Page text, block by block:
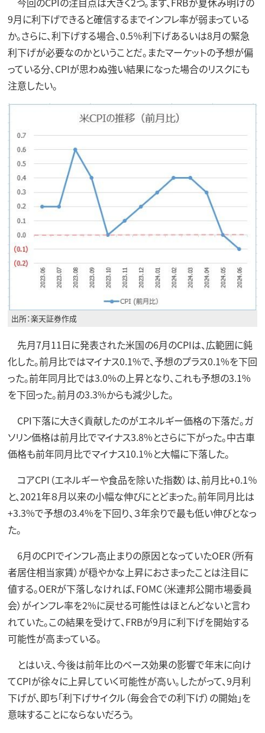
9月に利下げできると確信するまでインフレ率が弱まっている
か。さらに、利下げする場合、0.5％利下げあるいは8月の緊急
利下げが必要なのかということだ。またマーケットの予想が偏
っている分、CPIが思わぬ強い結果になった場合のリスクにも
注意したい。
出所：楽天証券作成
先月7月11日に発表された米国の6月のCPIは、広範囲に鈍
化した。前月比ではマイナス0.1%で、予想のプラス0.1%を下回
った。前年同月比では3.0%の上昇となり、これも予想の3.1%
を下回った。前月の3.3%からも減少した。
CPI下落に大きく貢献したのがエネルギー価格の下落だ。ガ
ソリン価格は前月比でマイナス3.8%とさらに下がった。中古車
価格も前年同月比でマイナス10.1%と大幅に下落した。
コアCPI（エネルギーや食品を除いた指数）は、前月比+0.1％
と、2021年８月以来の小幅な伸びにとどまった。前年同月比は
+3.3%で予想の3.4%を下回り、３年余りで最も低い伸びとなっ
た。
6月のCPIでインフレ高止まりの原因となっていたOER（所有
者居住相当家賃）が穏やかな上昇におさまったことは注目に
値する。OERが下落しなければ、FOMC（米連邦公開市場委員
会）がインフレ率を2%に戻せる可能性はほとんどないと言わ
れていた。この結果を受けて、FRBが9月に利下げを開始する
可能性が高まっている。
とはいえ、今後は前年比のベース効果の影響で年末に向け
てCPIが徐々に上昇していく可能性が高い。したがって、9月利
下げが、即ち「利下げサイクル（毎会合での利下げ）の開始」を
意味することにならないだろう。